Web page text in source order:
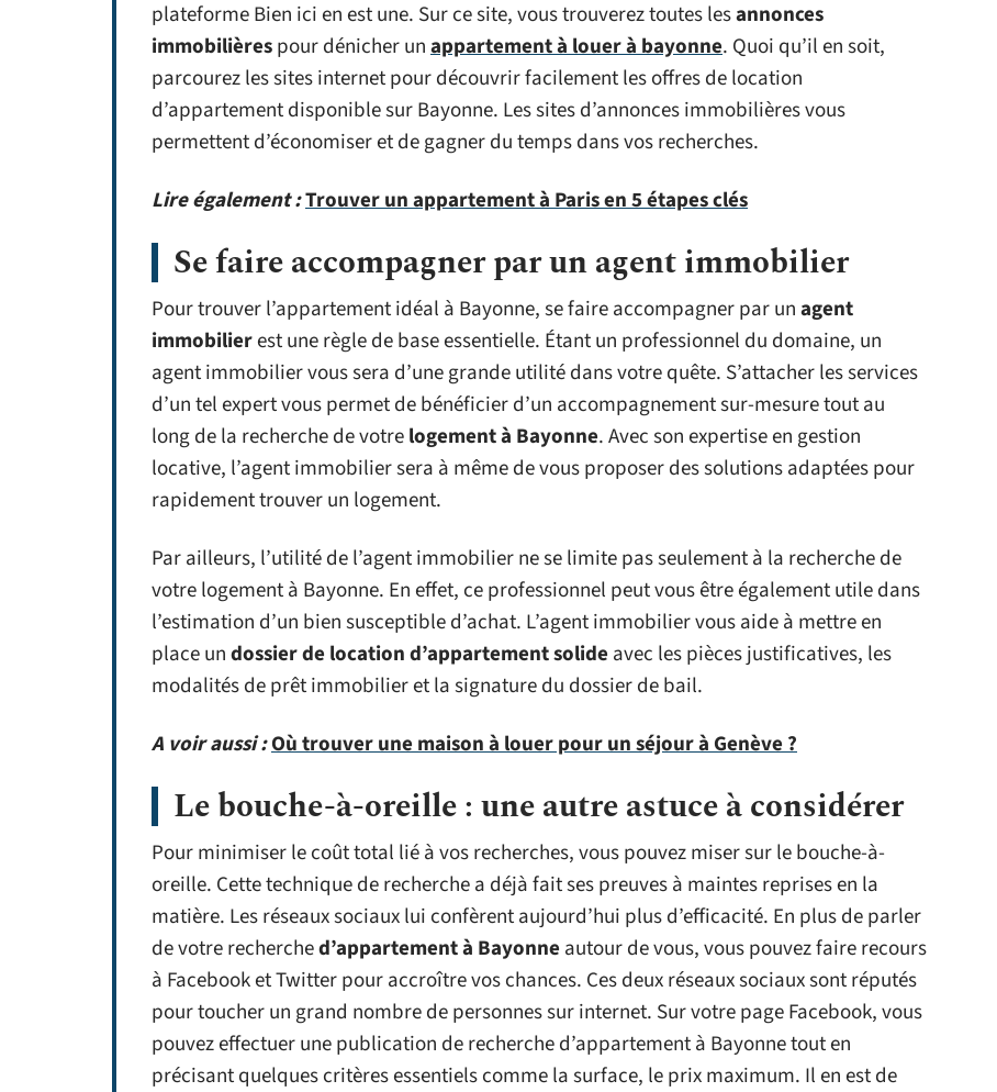
plateforme Bien ici en est une. Sur ce site, vous trouverez toutes lesannonces
immobilièrespour dénicher unappartement à louer à bayonne. Quoi qu’il en soit,
parcourez les sites internet pour découvrir facilement les offres de location
d’appartement disponible sur Bayonne. Les sites d’annonces immobilières vous
permettent d’économiser et de gagner du temps dans vos recherches.
Lire également :Trouver un appartement à Paris en 5 étapes clés
Se faire accompagner par un agent immobilier
Pour trouver l’appartement idéal à Bayonne, se faire accompagner par unagent
immobilierest une règle de base essentielle. Étant un professionnel du domaine, un
agent immobilier vous sera d’une grande utilité dans votre quête. S’attacher les services
d’un tel expert vous permet de bénéficier d’un accompagnement sur-mesure tout au
long de la recherche de votrelogement à Bayonne. Avec son expertise en gestion
locative, l’agent immobilier sera à même de vous proposer des solutions adaptées pour
rapidement trouver un logement.
Par ailleurs, l’utilité de l’agent immobilier ne se limite pas seulement à la recherche de
votre logement à Bayonne. En effet, ce professionnel peut vous être également utile dans
l’estimation d’un bien susceptible d’achat. L’agent immobilier vous aide à mettre en
place undossier de location d’appartement solide avec les pièces justificatives, les
modalités de prêt immobilier et la signature du dossier de bail.
A voir aussi :Où trouver une maison à louer pour un séjour à Genève ?
Le bouche-à-oreille : une autre astuce à considérer
Pour minimiser le coût total lié à vos recherches, vous pouvez miser sur le bouche-à-
oreille. Cette technique de recherche a déjà fait ses preuves à maintes reprises en la
matière. Les réseaux sociaux lui confèrent aujourd’hui plus d’efficacité. En plus de parler
de votre recherched’appartement à Bayonne autour de vous, vous pouvez faire recours
à Facebook et Twitter pour accroître vos chances. Ces deux réseaux sociaux sont réputés
pour toucher un grand nombre de personnes sur internet. Sur votre page Facebook, vous
pouvez effectuer une publication de recherche d’appartement à Bayonne tout en
précisant quelques critères essentiels comme la surface, le prix maximum. Il en est de